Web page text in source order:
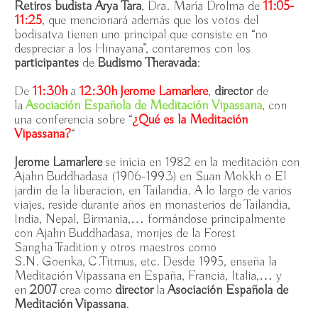
I Jornadas de Budismo
Actividades
El Espacio
Donar
Soci@
Contacto
Boletín de noticias
Retiros budista Arya Tara, Dra. María Drolma de 11:05-
11:25, que mencionará además que los votos del
bodisatva tienen uno principal que consiste en “no
despreciar a los Hinayana”, contaremos con los
participantes de Budismo Theravada:
De 11:30h a 12:30h Jerome Lamarlere, director de
la Asociación Española de Meditación Vipassana, con
una conferencia sobre “¿Qué es la Meditación
Vipassana?“
Jerome Lamarlerese inicia en 1982 en la meditación con
Ajahn Buddhadasa (1906-1993) en Suan Mokkh o El
jardin de la liberacion, en Tailandia. A lo largo de varios
viajes, reside durante años en monasterios de Tailandia,
India, Nepal, Birmania,… formándose principalmente
con Ajahn Buddhadasa, monjes de la Forest
Sangha Tradition y otros maestros como
S.N. Goenka, C.Titmus, etc. Desde 1995, enseña la
Meditación Vipassana en España, Francia, Italia,… y
en 2007 crea como directorla Asociación Española de
Meditación Vipassana.